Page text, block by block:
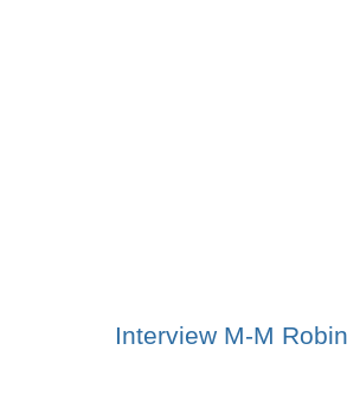
Interview M-M